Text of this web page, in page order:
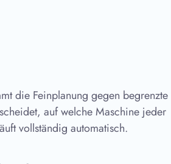
die Feinplanung gegen begrenzte
auf welche Maschine jeder
vollständig automatisch.